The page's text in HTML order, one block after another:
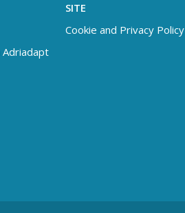
SITE
Cookie and Privacy Policy